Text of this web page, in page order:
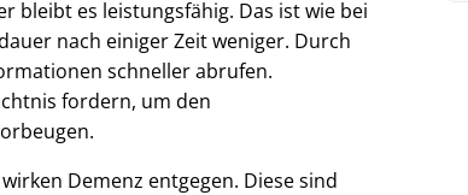
bleibt es leistungsfähig. Das ist wie bei
nach einiger Zeit weniger. Durch
schneller abrufen.
fordern, um den
Demenz entgegen. Diese sind